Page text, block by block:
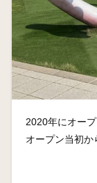
2020年にオー
オープン当初